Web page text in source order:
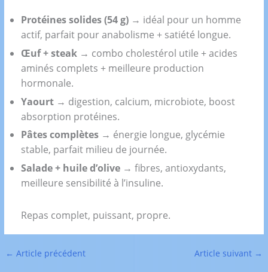
Protéines solides (54 g) → idéal pour un homme
actif, parfait pour anabolisme + satiété longue.
Œuf + steak → combo cholestérol utile + acides
aminés complets + meilleure production
hormonale.
Yaourt → digestion, calcium, microbiote, boost
absorption protéines.
Pâtes complètes → énergie longue, glycémie
stable, parfait milieu de journée.
Salade + huile d’olive → fibres, antioxydants,
meilleure sensibilité à l’insuline.
Repas complet, puissant, propre.
← Article précédent Article suivant →